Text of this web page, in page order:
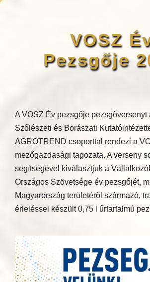
VOSZ
Pezsgője
A VOSZ Év pezsgője pezsgőversenyt
Szőlészeti és Borászati
AGROTREND csoporttal rendezi a
mezőgazdasági tagozata. A verseny
segítségével kiválasztjuk a
Országos Szövetsége év pezsgőjét,
Magyarország területéről származó,
érleléssel készült 0,75 l űrtartalmú